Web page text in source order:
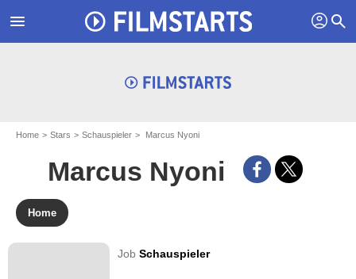
menu profil search
Home Stars Schauspieler Marcus Nyoni
Marcus Nyoni
Home
JobSchauspieler